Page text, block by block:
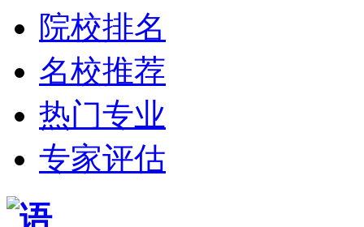
院校排名
名校推荐
热门专业
专家评估